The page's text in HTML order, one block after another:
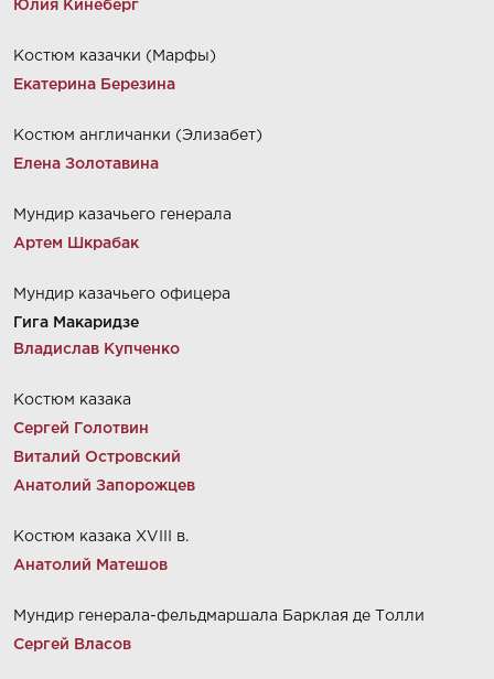
Юлия Кинеберг
Костюм казачки (Марфы)
Екатерина Березина
Костюм англичанки (Элизабет)
Елена Золотавина
Мундир казачьего генерала
Артем Шкрабак
Мундир казачьего офицера
Гига Макаридзе
Владислав Купченко
Костюм казака
Сергей Голотвин
Виталий Островский
Анатолий Запорожцев
Костюм казака XVIII в.
Анатолий Матешов
Мундир генерала-фельдмаршала Барклая де Толли
Сергей Власов